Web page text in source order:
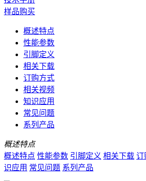
样品购买
概述特点
性能参数
引脚定义
相关下载
订购方式
相关视频
知识应用
常见问题
系列产品
概述特点
概述特点 性能参数 引脚定义 相关下载 订
识应用 常见问题 系列产品